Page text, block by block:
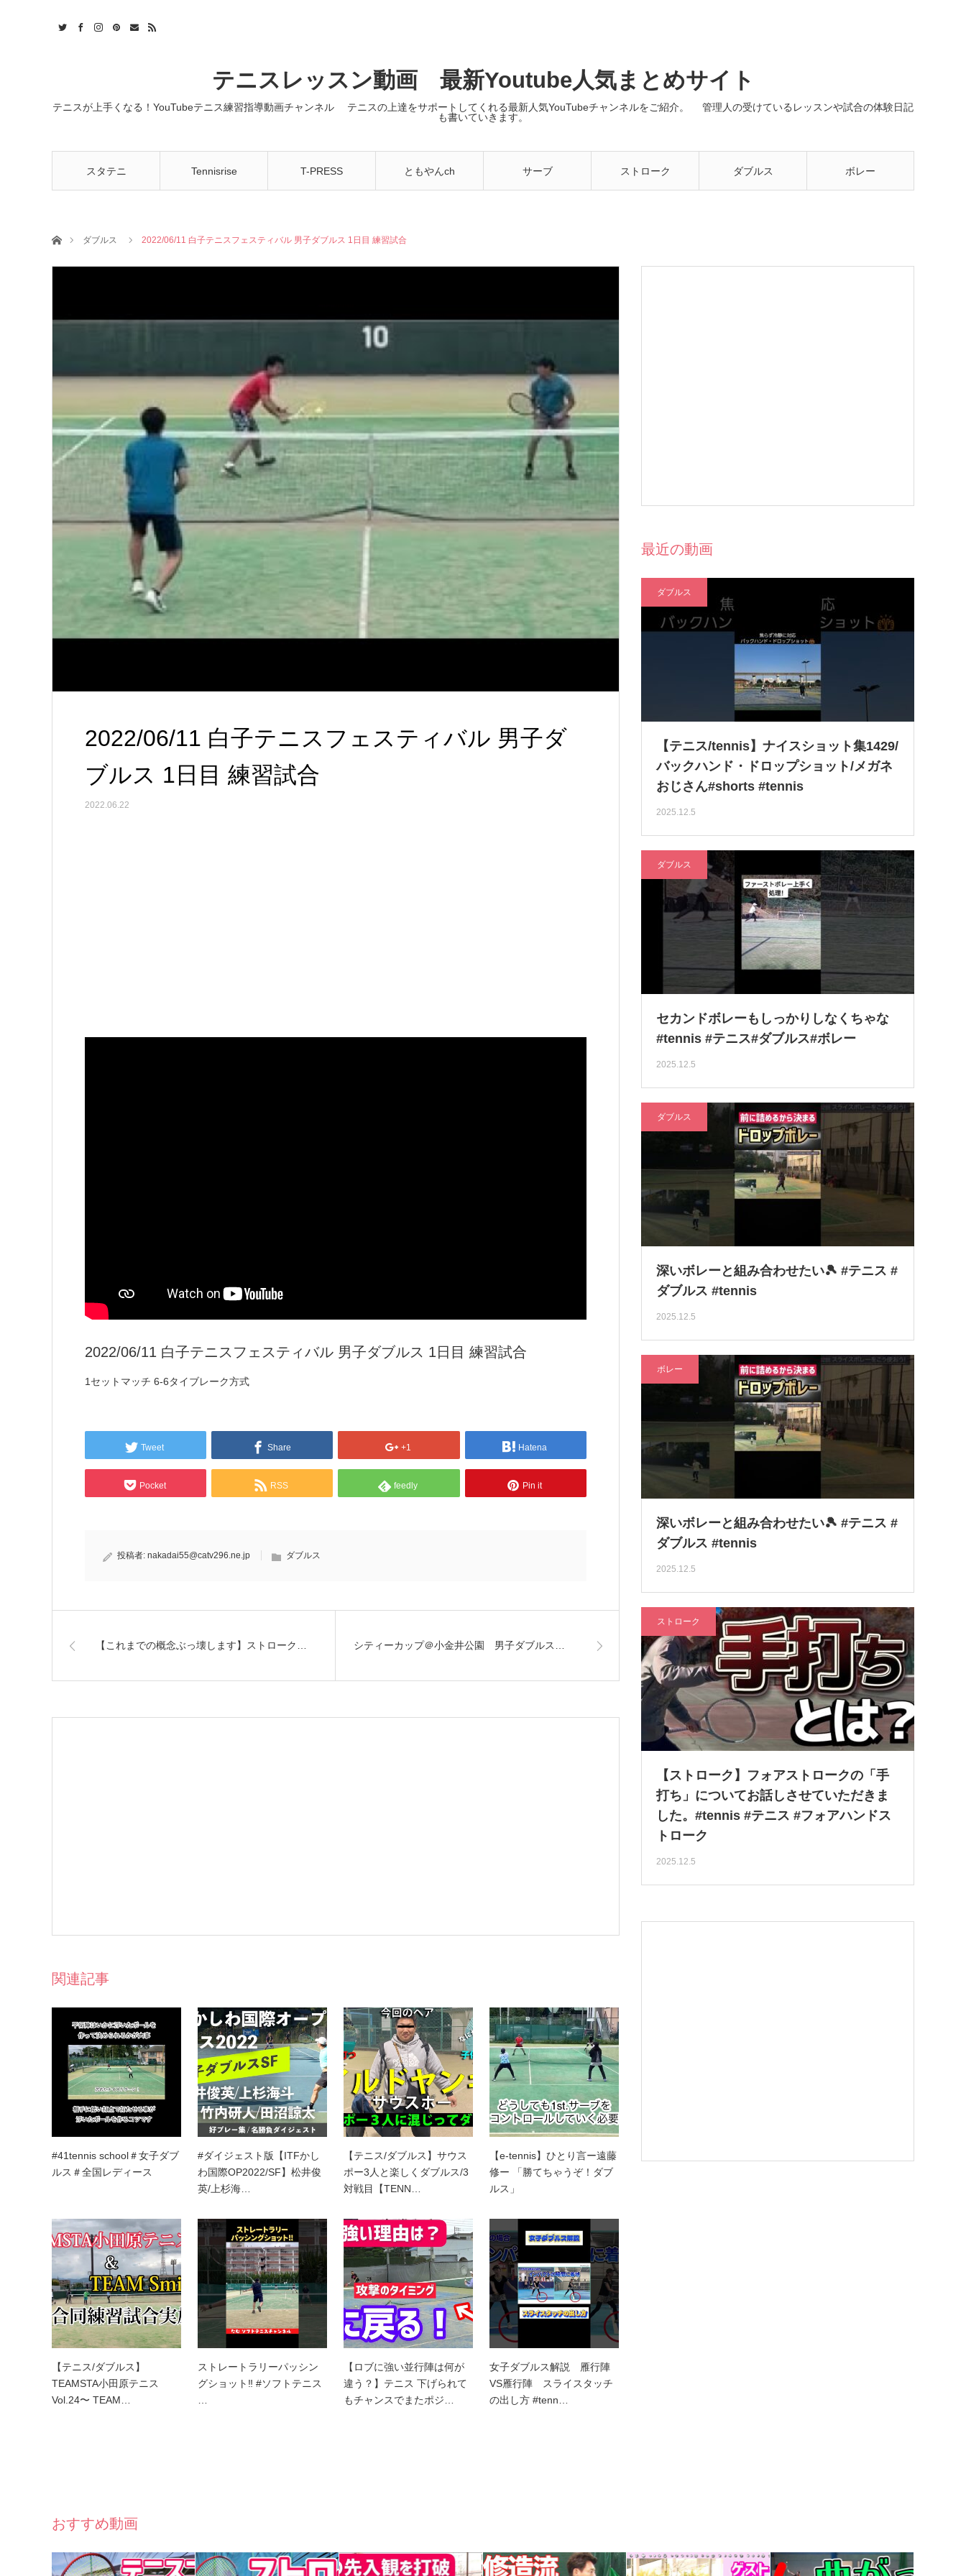
テニスレッスン動画 最新Youtube人気まとめサイト
テニスが上手くなる！YouTubeテニス練習指導動画チャンネル テニスの上達をサポートしてくれる最新人気YouTubeチャンネルをご紹介。 管理人の受けているレッスンや試合の体験日記
も書いていきます。
スタテニ Tennisrise T-PRESS ともやんch サーブ ストローク ダブルス ボレー
ホームダブルス 2022/06/11 白子テニスフェスティバル 男子ダブルス 1日目 練習試合
2022/06/11 白子テニスフェスティバル 男子ダ
ブルス 1日目 練習試合
2022.06.22
2022/06/11 白子テニスフェスティバル 男子ダブルス 1日目 練習試合
1セットマッチ 6-6タイブレーク方式
Tweet Share +1 Hatena
Pocket RSS feedly Pin it
投稿者: nakadai55@catv296.ne.jp ダブルス
【これまでの概念ぶっ壊します】ストローク… シティーカップ＠小金井公園 男子ダブルス…
関連記事
#41tennis school＃女子ダブ
ルス＃全国レディース
#ダイジェスト版【ITFかし
わ国際OP2022/SF】松井俊
英/上杉海…
【テニス/ダブルス】サウス
ポー3人と楽しくダブルス/3
対戦目【TENN…
【e-tennis】ひとり言ー遠藤
修ー 「勝てちゃうぞ！ダブ
ルス」
【テニス/ダブルス】
TEAMSTA小田原テニス
Vol.24〜 TEAM…
ストレートラリーパッシン
グショット‼︎ #ソフトテニス
【ロブに強い並行陣は何が
違う？】テニス 下げられて
もチャンスでまたポジ…
女子ダブルス解説 雁行陣
VS雁行陣 スライスタッチ
の出し方 #tenn…
最近の動画
ダブルス
【テニス/tennis】ナイスショット集1429/
バックハンド・ドロップショット/メガネ
おじさん#shorts #tennis
2025.12.5
ダブルス
セカンドボレーもしっかりしなくちゃな
#tennis #テニス#ダブルス#ボレー
2025.12.5
ダブルス
深いボレーと組み合わせたい🎾 #テニス #
ダブルス #tennis
2025.12.5
ボレー
深いボレーと組み合わせたい🎾 #テニス #
ダブルス #tennis
2025.12.5
ストローク
【ストローク】フォアストロークの「手
打ち」についてお話しさせていただきま
した。#tennis #テニス #フォアハンドス
トローク
2025.12.5
おすすめ動画